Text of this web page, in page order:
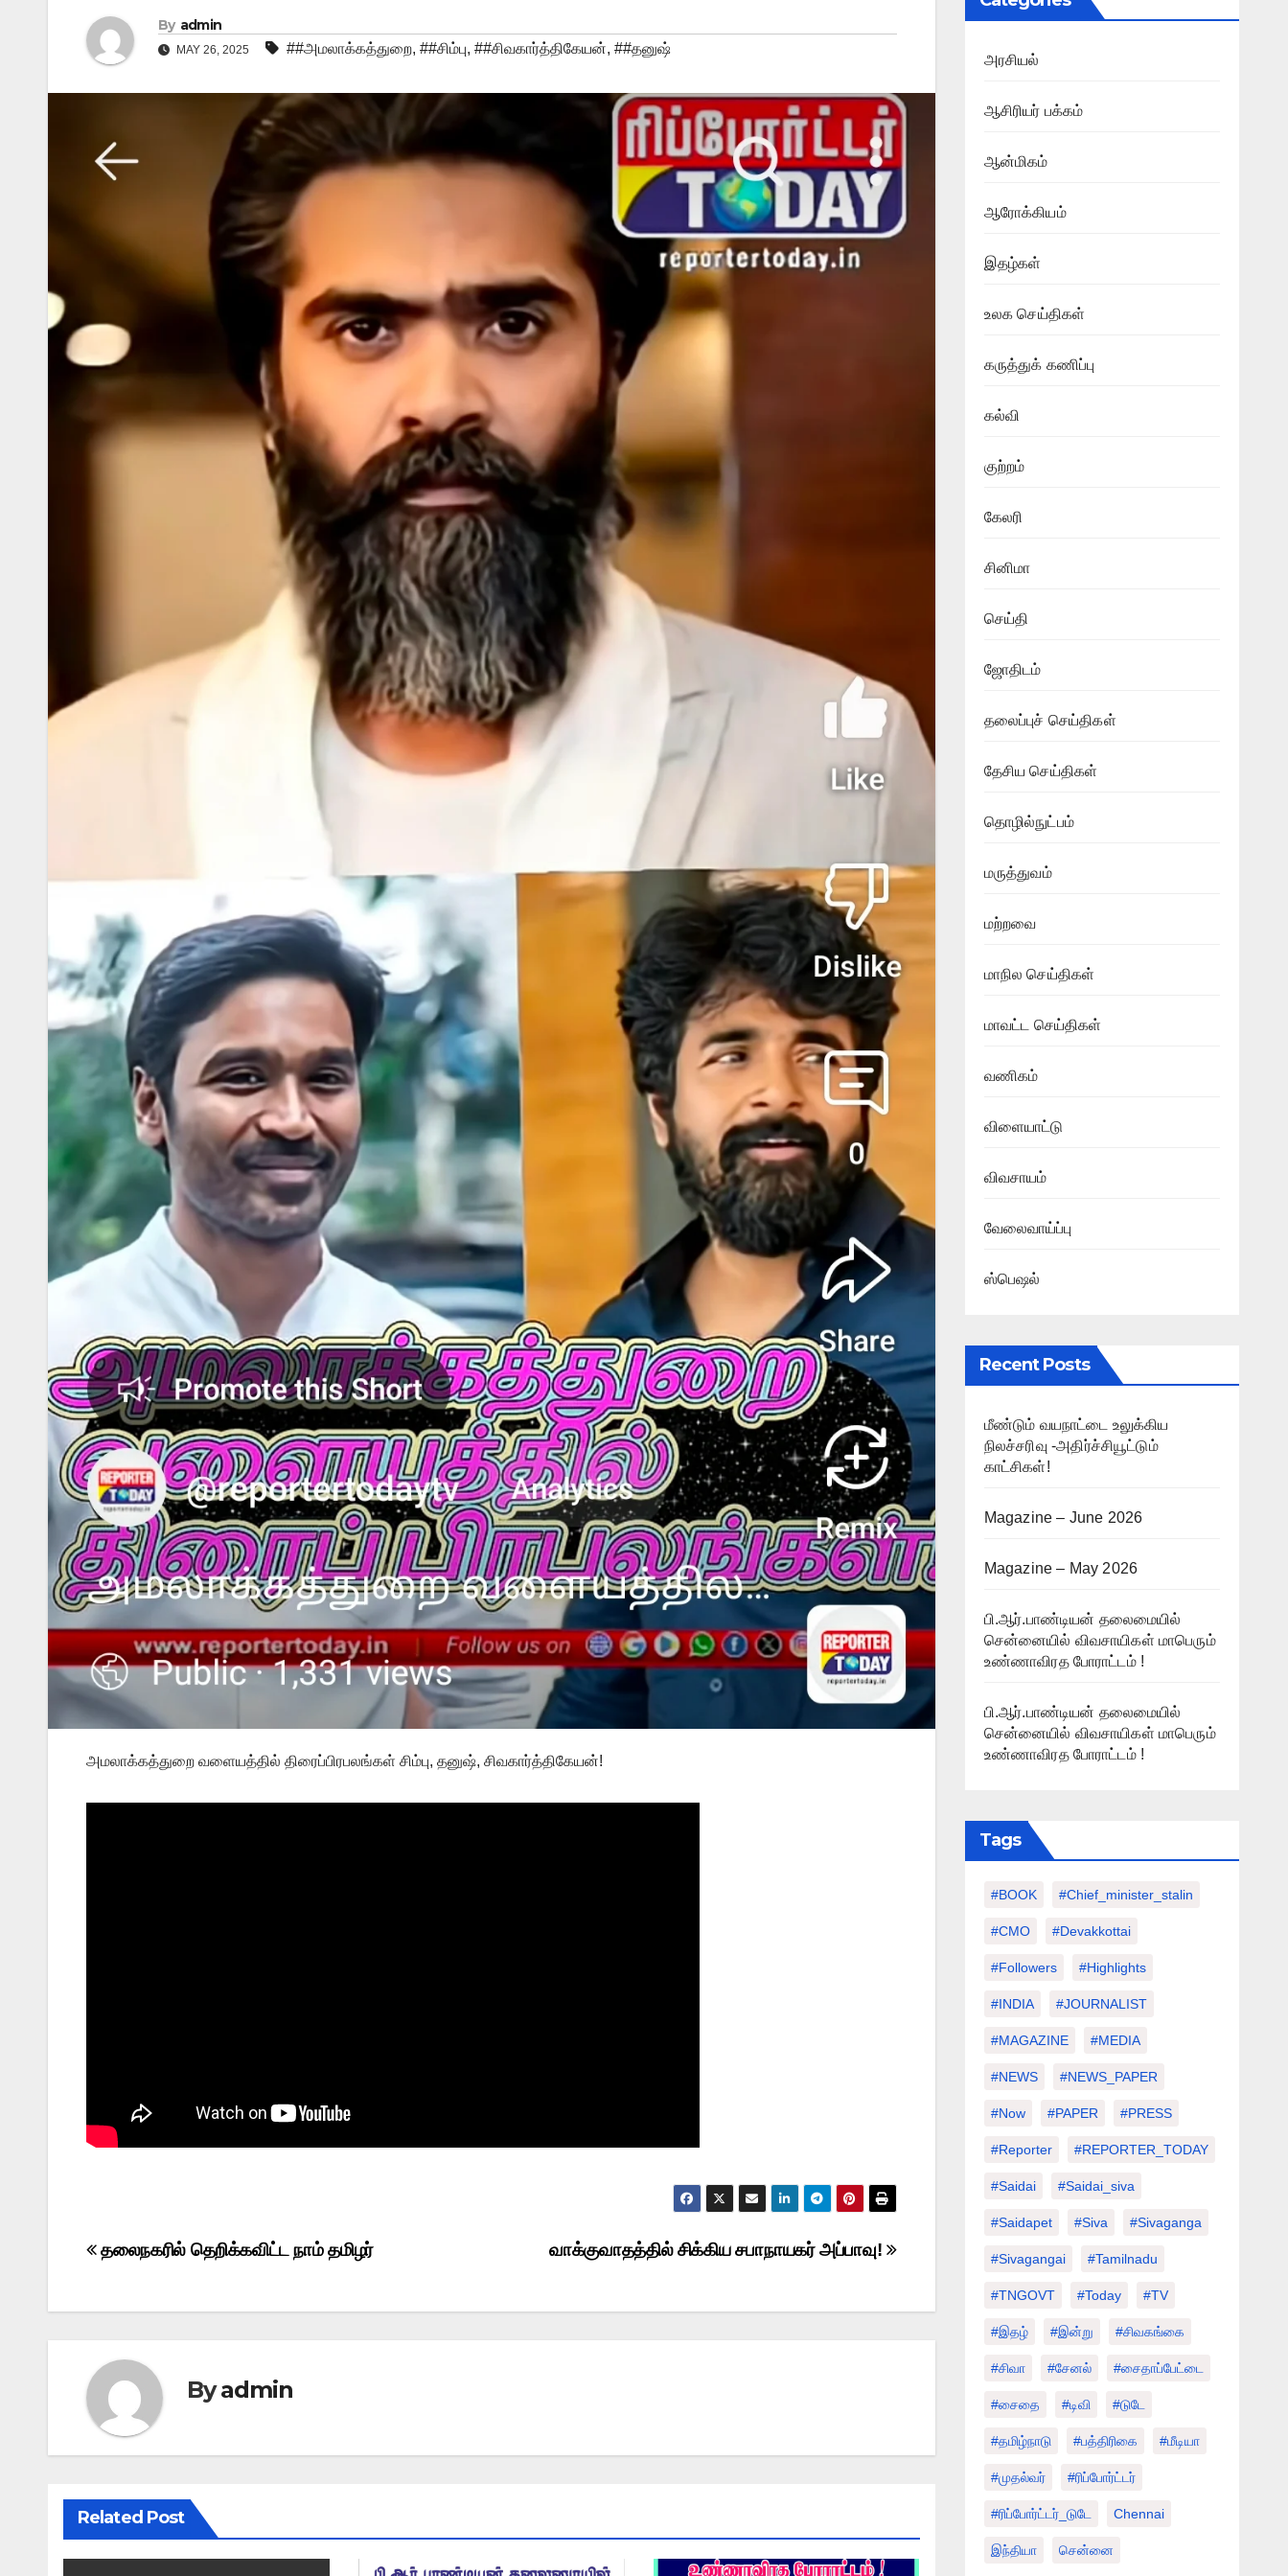
By admin
MAY 26, 2025 ##அமலாக்கத்துறை, ##சிம்பு, ##சிவகார்த்திகேயன், ##தனுஷ்
அமலாக்கத்துறை வளையத்தில் திரைப்பிரபலங்கள் சிம்பு, தனுஷ், சிவகார்த்திகேயன்!
Post
வாக்குவாதத்தில் சிக்கிய சபாநாயகர் அப்பாவு!
தலைநகரில் தெறிக்கவிட்ட நாம் தமிழர்
Byadmin
Related Post
அரசியல்
ஆசிரியர் பக்கம்
ஆன்மிகம்
ஆரோக்கியம்
இதழ்கள்
உலக செய்திகள்
கருத்துக் கணிப்பு
கல்வி
குற்றம்
கேலரி
சினிமா
செய்தி
ஜோதிடம்
தலைப்புச் செய்திகள்
தேசிய செய்திகள்
தொழில்நுட்பம்
மருத்துவம்
மற்றவை
மாநில செய்திகள்
மாவட்ட செய்திகள்
வணிகம்
விளையாட்டு
விவசாயம்
வேலைவாய்ப்பு
ஸ்பெஷல்
Recent Posts
மீண்டும் வயநாட்டை உலுக்கிய
நிலச்சரிவு -அதிர்ச்சியூட்டும்
காட்சிகள்!
Magazine – June 2026
Magazine – May 2026
பி.ஆர்.பாண்டியன் தலைமையில்
சென்னையில் விவசாயிகள் மாபெரும்
உண்ணாவிரத போராட்டம் !
பி.ஆர்.பாண்டியன் தலைமையில்
சென்னையில் விவசாயிகள் மாபெரும்
உண்ணாவிரத போராட்டம் !
Tags
#BOOK #chief_minister_stalin
#CMO #devakkottai
#followers #highlights
#INDIA #JOURNALIST
#MAGAZINE #MEDIA
#NEWS #NEWS_PAPER
#Now #PAPER #PRESS
#Reporter #REPORTER_TODAY
#saidai #saidai_siva
#saidapet #Siva #Sivaganga
#sivagangai #tamilnadu
#TNGOVT #today #TV
#இதழ் #இன்று #சிவகங்கை
#சிவா #சேனல் #சைதாப்பேட்டை
#சைதை #டிவி #டுடே
#தமிழ்நாடு #பத்திரிகை #மீடியா
#முதல்வர் #ரிப்போர்ட்டர்
#ரிப்போர்ட்டர்_டுடே Chennai
இந்தியா சென்னை